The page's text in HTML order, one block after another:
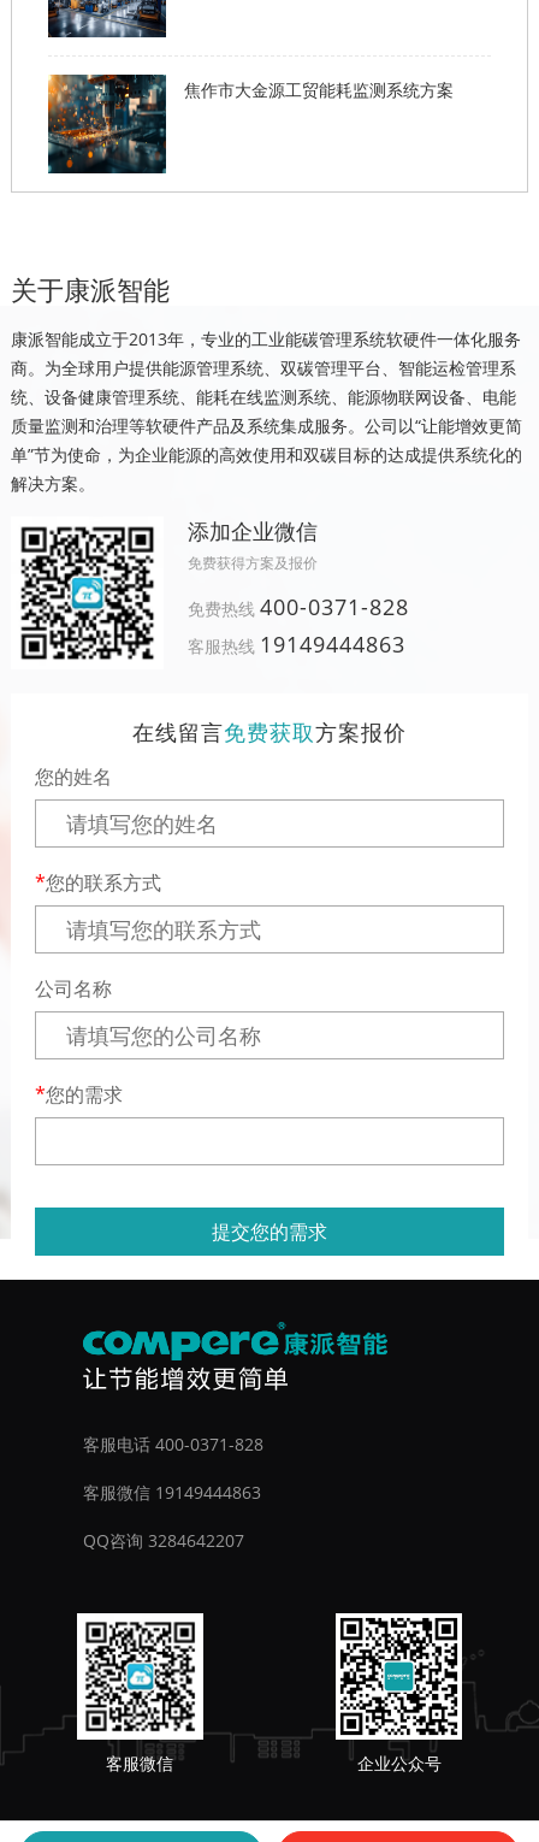
焦作市大金源工贸能耗监测系统方案
关于康派智能
康派智能成立于2013年，专业的工业能碳管理系统软硬件一体化服务
商。为全球用户提供能源管理系统、双碳管理平台、智能运检管理系
统、设备健康管理系统、能耗在线监测系统、能源物联网设备、电能
质量监测和治理等软硬件产品及系统集成服务。公司以“让能增效更简
单”节为使命，为企业能源的高效使用和双碳目标的达成提供系统化的
解决方案。
添加企业微信
免费获得方案及报价
免费热线 400-0371-828
客服热线 19149444863
在线留言免费获取方案报价
您的姓名
您的联系方式
公司名称
您的需求
提交您的需求
客服电话 400-0371-828
客服微信 19149444863
QQ咨询 3284642207
客服微信 企业公众号